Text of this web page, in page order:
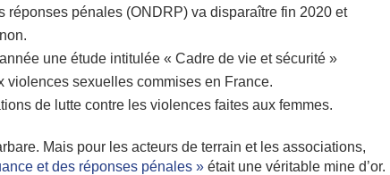
réponses pénales (ONDRP) va disparaître fin 2020 et
une étude intitulée « Cadre de vie et sécurité »
violences sexuelles commises en France.
de lutte contre les violences faites aux femmes.
Mais pour les acteurs de terrain et les associations,
et des réponses pénales » était une véritable mine d’or.